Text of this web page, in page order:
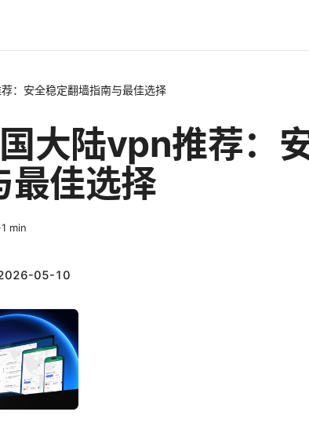
：安全稳定翻墙指南与最佳选择
大陆vpn推荐：
最佳选择
·1 min
05-10